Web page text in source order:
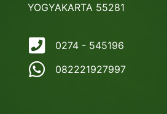
YOGYAKARTA 55281
0274 - 545196
082221927997